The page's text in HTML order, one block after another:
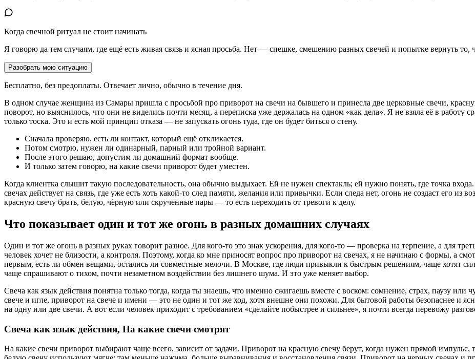
Когда свечной ритуал не стоит начинать
Я говорю да тем случаям, где ещё есть живая связь и ясная просьба. Нет — спешке, смешению разных свечей и попытке вернуть то,
Разобрать мою ситуацию
Бесплатно, без предоплаты. Отвечает лично, обычно в течение дня.
В одном случае женщина из Самары пришла с просьбой про приворот на свечи на бывшего и принесла две церковные свечи,
поворот, но выяснилось, что они не виделись почти месяц, а переписка уже держалась на одном «как дела». Я не взяла её в работу
только тоска. Это и есть мой принцип отказа — не запускать огонь туда, где он будет биться о стену.
Сначала проверяю, есть ли контакт, который ещё откликается.
Потом смотрю, нужен ли одинарный, парный или тройной вариант.
После этого решаю, допустим ли домашний формат вообще.
И только затем говорю, на какие свечи приворот будет уместен.
Когда клиентка слышит такую последовательность, она обычно выдыхает. Ей не нужен спектакль; ей нужно понять, где точка
свечах действует на связь, где уже есть хоть какой-то след памяти, желания или привычки. Если следа нет, огонь не создаст его из
красную свечу брать, белую, чёрную или скрученные пары — то есть переходить от тревоги к делу.
Что показывает один и тот же огонь в разных домашних случаях
Один и тот же огонь в разных руках говорит разное. Для кого-то это знак ускорения, для кого-то — проверка на терпение, а для
человек хочет не близости, а контроля. Поэтому, когда ко мне приносят вопрос про приворот на свечах, я не начинаю с формы, а
первым, есть ли обмен вещами, остались ли совместные мелочи. В Москве, где люди привыкли к быстрым решениям, чаще хотят
чаще спрашивают о тихом, почти незаметном воздействии без лишнего шума. И это уже меняет выбор.
Свеча как язык действия понятна только тогда, когда ты знаешь, что именно сжигаешь вместе с воском: сомнение, страх, паузу
свече и игле, приворот на свече и имени — это не один и тот же ход, хотя внешне они похожи. Для бытовой работы безопаснее и
на одну или две свечи. А вот если человек приходит с требованием «сделайте побыстрее и сильнее», я почти всегда перевожу
Свеча как язык действия, На какие свечи смотрят
На какие свечи приворот выбирают чаще всего, зависит от задачи. Приворот на красную свечу берут, когда нужен прямой импульс,